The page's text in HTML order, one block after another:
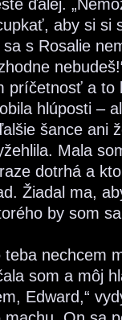
ďalej.
aby si si
s Rosalie
príčetnosť a to
hlúposti –
šance ani
Mala
dotrhá a
Žiadal ma,
by som
teba nechcem
som a môj
Edward,“